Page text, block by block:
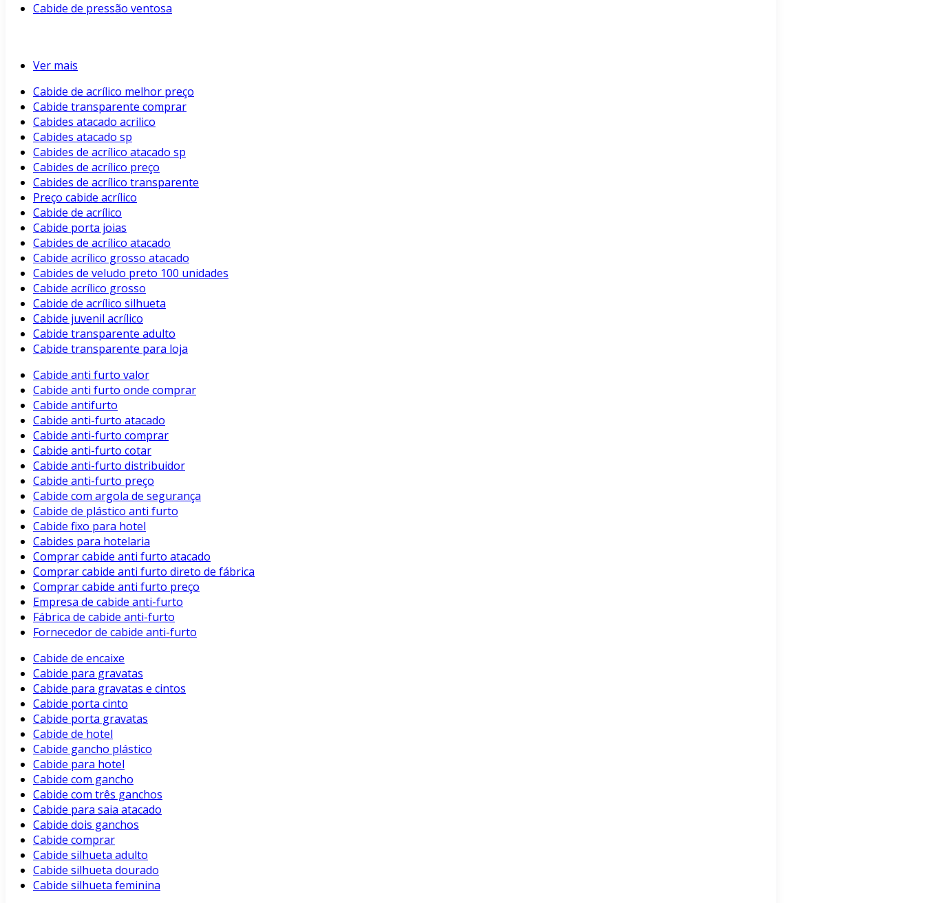
Cabide de pressão ventosa
Ver mais
Cabide de acrílico melhor preço
Cabide transparente comprar
Cabides atacado acrilico
Cabides atacado sp
Cabides de acrílico atacado sp
Cabides de acrílico preço
Cabides de acrílico transparente
Preço cabide acrílico
Cabide de acrílico
Cabide porta joias
Cabides de acrílico atacado
Cabide acrílico grosso atacado
Cabides de veludo preto 100 unidades
Cabide acrílico grosso
Cabide de acrílico silhueta
Cabide juvenil acrílico
Cabide transparente adulto
Cabide transparente para loja
Cabide anti furto valor
Cabide anti furto onde comprar
Cabide antifurto
Cabide anti-furto atacado
Cabide anti-furto comprar
Cabide anti-furto cotar
Cabide anti-furto distribuidor
Cabide anti-furto preço
Cabide com argola de segurança
Cabide de plástico anti furto
Cabide fixo para hotel
Cabides para hotelaria
Comprar cabide anti furto atacado
Comprar cabide anti furto direto de fábrica
Comprar cabide anti furto preço
Empresa de cabide anti-furto
Fábrica de cabide anti-furto
Fornecedor de cabide anti-furto
Cabide de encaixe
Cabide para gravatas
Cabide para gravatas e cintos
Cabide porta cinto
Cabide porta gravatas
Cabide de hotel
Cabide gancho plástico
Cabide para hotel
Cabide com gancho
Cabide com três ganchos
Cabide para saia atacado
Cabide dois ganchos
Cabide comprar
Cabide silhueta adulto
Cabide silhueta dourado
Cabide silhueta feminina